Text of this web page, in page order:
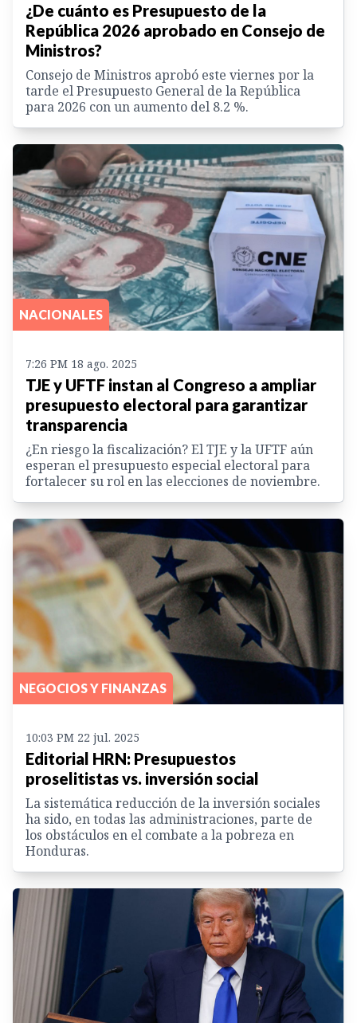
¿De cuánto es Presupuesto de la
República 2026 aprobado en Consejo de
Ministros?
Consejo de Ministros aprobó este viernes por la
tarde el Presupuesto General de la República
para 2026 con un aumento del 8.2 %.
NACIONALES
7:26 PM 18 ago. 2025
TJE y UFTF instan al Congreso a ampliar
presupuesto electoral para garantizar
transparencia
¿En riesgo la fiscalización? El TJE y la UFTF aún
esperan el presupuesto especial electoral para
fortalecer su rol en las elecciones de noviembre.
NEGOCIOS Y FINANZAS
10:03 PM 22 jul. 2025
Editorial HRN: Presupuestos
proselitistas vs. inversión social
La sistemática reducción de la inversión sociales
ha sido, en todas las administraciones, parte de
los obstáculos en el combate a la pobreza en
Honduras.